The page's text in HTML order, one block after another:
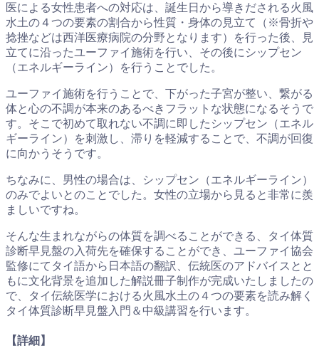
医による女性患者への対応は、誕生日から導きだされる火風
水土の４つの要素の割合から性質・身体の見立て（※骨折や
捻挫などは西洋医療病院の分野となります）を行った後、見
立てに沿ったユーファイ施術を行い、その後にシップセン
（エネルギーライン）を行うことでした。
ユーファイ施術を行うことで、下がった子宮が整い、繋がる
体と心の不調が本来のあるべきフラットな状態になるそうで
す。そこで初めて取れない不調に即したシップセン（エネル
ギーライン）を刺激し、滞りを軽減することで、不調が回復
に向かうそうです。
ちなみに、男性の場合は、シップセン（エネルギーライン）
のみでよいとのことでした。女性の立場から見ると非常に羨
ましいですね。
そんな生まれながらの体質を調べることができる、タイ体質
診断早見盤の入荷先を確保することができ、ユーファイ協会
監修にてタイ語から日本語の翻訳、伝統医のアドバイスとと
もに文化背景を追加した解説冊子制作が完成いたしましたの
で、タイ伝統医学における火風水土の４つの要素を読み解く
タイ体質診断早見盤入門＆中級講習を行います。
【詳細】